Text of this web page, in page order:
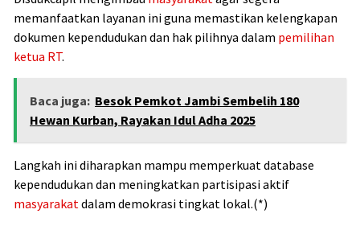
memanfaatkan layanan ini guna memastikan kelengkapan
dokumen kependudukan dan hak pilihnya dalam pemilihan
ketua RT.
Baca juga: Besok Pemkot Jambi Sembelih 180
Hewan Kurban, Rayakan Idul Adha 2025
Langkah ini diharapkan mampu memperkuat database
kependudukan dan meningkatkan partisipasi aktif
masyarakatdalam demokrasi tingkat lokal.(*)